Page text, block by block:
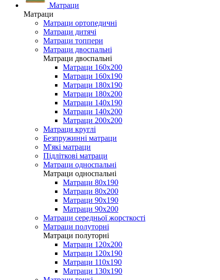
Матраци
Матраци
Матраци ортопедичні
Матраци дитячі
Матраци топпери
Матраци двоспальні
Матраци двоспальні
Матраци 160х200
Матраци 160х190
Матраци 180х190
Матраци 180х200
Матраци 140х190
Матраци 140х200
Матраци 200х200
Матраци круглі
Безпружинні матраци
М'які матраци
Підліткові матраци
Матраци односпальні
Матраци односпальні
Матраци 80х190
Матраци 80х200
Матраци 90х190
Матраци 90х200
Матраци середньої жорсткості
Матраци полуторні
Матраци полуторні
Матраци 120х200
Матраци 120х190
Матраци 110х190
Матраци 130х190